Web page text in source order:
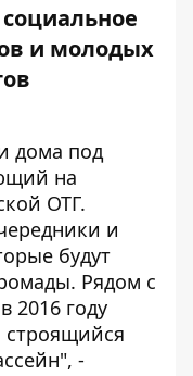
и молодых
дома под
на
ОТГ.
и
будут
Рядом с
2016 году
строящийся
-